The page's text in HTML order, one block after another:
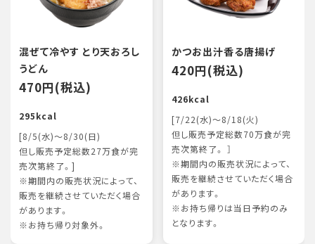
混ぜて冷やす とり天おろし
うどん
470円(税込)
295kcal
[8/5(水)～8/30(日)
但し販売予定総数27万食が完
売次第終了。]
※期間内の販売状況によって、
販売を継続させていただく場合
があります。
※お持ち帰り対象外。
かつお出汁香る唐揚げ
420円(税込)
426kcal
[7/22(水)～8/18(火)
但し販売予定総数70万食が完
売次第終了。 ］
※期間内の販売状況によって、
販売を継続させていただく場合
があります。
※お持ち帰りは当日予約のみ
となります。